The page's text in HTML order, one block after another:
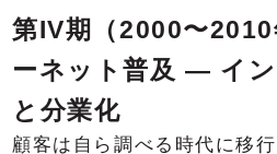
第IV期（2000〜
ーネット普及 ― イ
と分業化
顧客は自ら調べる時代に移